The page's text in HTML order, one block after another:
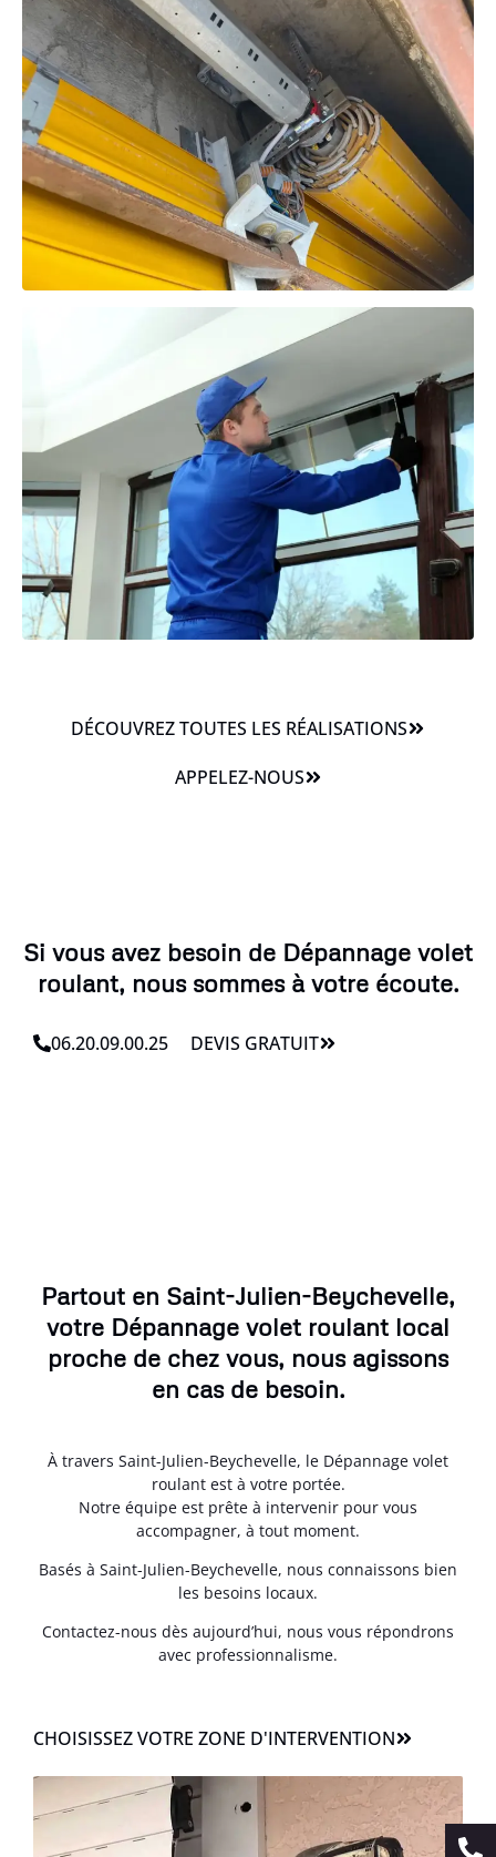
DÉCOUVREZ TOUTES LES RÉALISATIONS
APPELEZ-NOUS
Si vous avez besoin de Dépannage volet
roulant, nous sommes à votre écoute.
06.20.09.00.25 DEVIS GRATUIT
Partout en Saint-Julien-Beychevelle,
votre Dépannage volet roulant local
proche de chez vous, nous agissons
en cas de besoin.
À travers Saint-Julien-Beychevelle, le Dépannage volet
roulant est à votre portée.
Notre équipe est prête à intervenir pour vous
accompagner, à tout moment.
Basés à Saint-Julien-Beychevelle, nous connaissons bien
les besoins locaux.
Contactez-nous dès aujourd’hui, nous vous répondrons
avec professionnalisme.
CHOISISSEZ VOTRE ZONE D'INTERVENTION